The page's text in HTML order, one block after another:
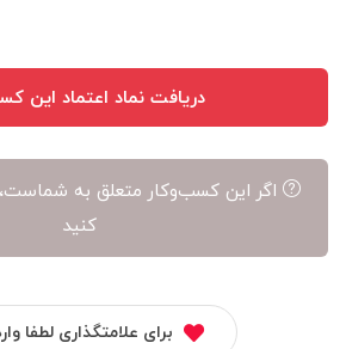
دریافت نماد اعتماد این
اگر این کسب‌وکار متعلق به
کنید
برای علامتگذاری لطفا